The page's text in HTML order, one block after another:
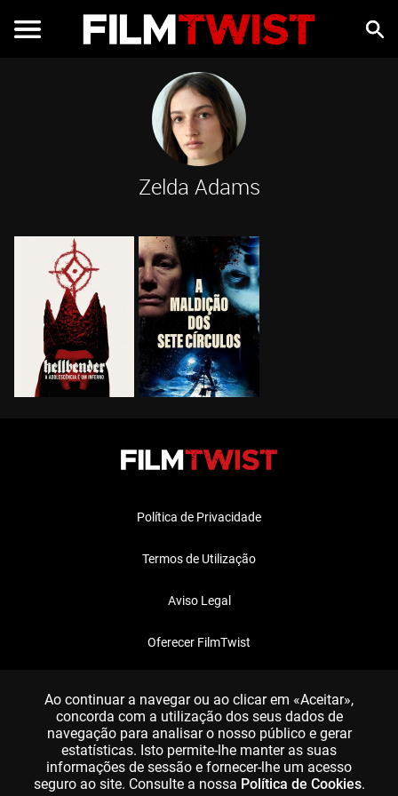
Zelda Adams
Política de Privacidade
Termos de Utilização
Aviso Legal
Oferecer FilmTwist
Ao continuar a navegar ou ao clicar em «Aceitar»,
concorda com a utilização dos seus dados de
navegação para analisar o nosso público e gerar
estatísticas. Isto permite-lhe manter as suas
informações de sessão e fornecer-lhe um acesso
seguro ao site. Consulte a nossa Política de Cookies.